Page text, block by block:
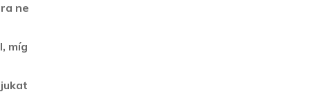
ne
míg